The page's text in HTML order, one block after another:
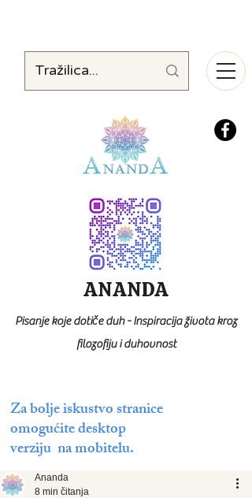
Za bolje iskustvo stranice
omogućite desktop
verziju na mobitelu.
ANANDA
Pisanje koje dotiče duh - Inspiracija života kroz
filozofiju i duhovnost
Ananda
8 min čitanja